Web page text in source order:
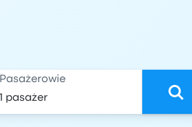
Pasażerowie